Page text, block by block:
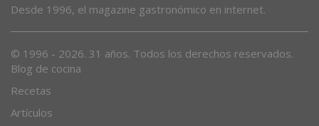
Desde 1996, el magazine gastronómico en internet.
© 1996 - 2026. 31 años. Todos los derechos reservados.
Blog de cocina
Recetas
Artículos